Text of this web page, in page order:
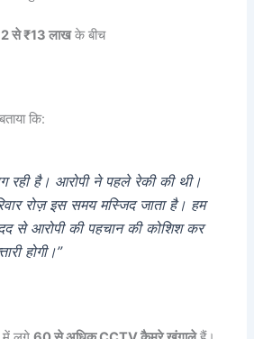
से ₹13 लाखके बीच
कि:
रही है। आरोपी ने पहले रेकी की थी।
रोज़ इस समय मस्जिद जाता है। हम
से आरोपी की पहचान की कोशिश कर
होगी।”